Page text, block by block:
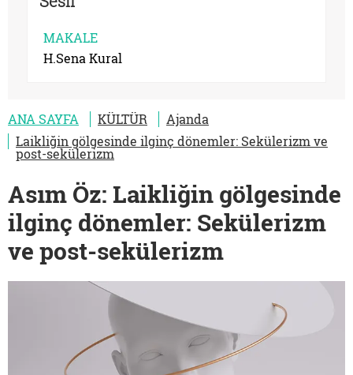
MAKALE
H.Sena Kural
ANA SAYFA KÜLTÜR
Ajanda
Laikliğin gölgesinde ilginç dönemler: Sekülerizm ve
post-sekülerizm
Asım Öz: Laikliğin gölgesinde
ilginç dönemler: Sekülerizm
ve post-sekülerizm